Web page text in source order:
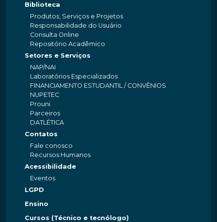
Biblioteca
Produtos, Serviços e Projetos
Responsabilidade do Usuário
Consulta Online
Repositório Acadêmico
Setores e Serviços
NAP/NAI
Laboratórios Especializados
FINANCIAMENTO ESTUDANTIL / CONVÊNIOS
NUPETEC
Prouni
Parceiros
DATLÉTICA
Contatos
Fale conosco
Recursos Humanos
Acessibilidade
Eventos
LGPD
Ensino
Cursos (Técnico e tecnólogo)